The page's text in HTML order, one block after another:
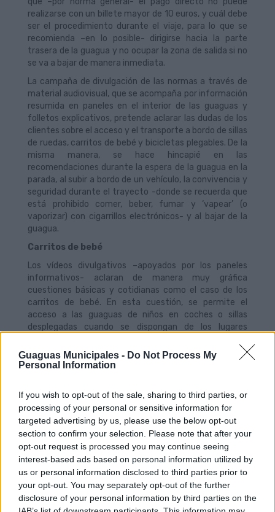
Guaguas Municipales - Do Not Process My
Personal Information
If you wish to opt-out of the sale, sharing to third parties, or
processing of your personal or sensitive information for
targeted advertising by us, please use the below opt-out
section to confirm your selection. Please note that after your
opt-out request is processed you may continue seeing
interest-based ads based on personal information utilized by
us or personal information disclosed to third parties prior to
your opt-out. You may separately opt-out of the further
disclosure of your personal information by third parties on the
realizarse con un billete mayor de 10 euros, y cuál debe
ser el procedimiento durante el viaje, para lo que se
recomienda –en lo posible- dirigirse hacia la parte
trasera de la guagua y no ocupar la zona de salida si no
se va a bajar de manera inmediata.
La campaña de divulgación de las normas a través de
material audiovisual, que se acompaña por información
resumida en paneles en el interior de las guaguas y
folletos explicativos, pretende aclarar las dudas de los
clientes sobre el acceso y el transporte a bordo de sillas
de ruedas, carritos de bebé y bicicletas plegables. De la
misma manera, se hace hincapié en las
recomendaciones durante la espera de la guagua en la
parada, al subir a bordo de un vehículo, la convivencia y
seguridad durante el trayecto -donde se recuerda que
está prohibido comer, beber, fumar y ‘vapear’ (o
vaporizar) con cigarrillos electrónicos- y al bajar de la
guagua.
Carritos de bebé
Los vídeos divulgativos –apoyados por los paneles
informativos- aclaran de manera muy gráfica
cuestiones básicas y cotidianas como el caso de los
carritos de bebé. En esta cuestión, se permite el
acceso a las guaguas de niños en coches o sillas
desplegadas cuando se dispongan de los lugares
en los brazos de la persona adulta o bien permanecer
en la silla debidamente sujeto y debiendo accionar, en
En todos las guaguas de piso bajo, la persona que
acompaña a un coche o sillas de bebé puede optar a
viajar de dos formas distintas y con el carro de bebé
desplegado: 1) Dejando la silla de bebé atada con el
cinturón de seguridad para silla de ruedas, en cuyo caso
el adulto deberá siempre coger al bebé el brazos y
sentarse en los asientos reservados para personas de
movilidad reducida, o 2) el adulto que acompaña a un
bebé puede viajar manteniendo al bebé en el carro,
permaneciendo en pie, debidamente sujeto con el